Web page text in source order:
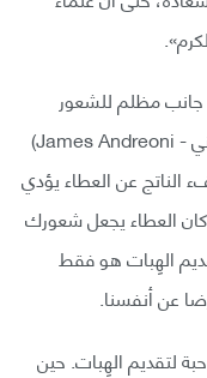
جانب مظلم للشعور
بالتوهج. أشار عالم الاقتصاد (جيمس أندريوني - James Andreoni)
الناتج عن العطاء يؤدي
كان العطاء يجعل شعورك
الهِبات هو فقط
عن أنفسنا.
لتقديم الهِبات. حين